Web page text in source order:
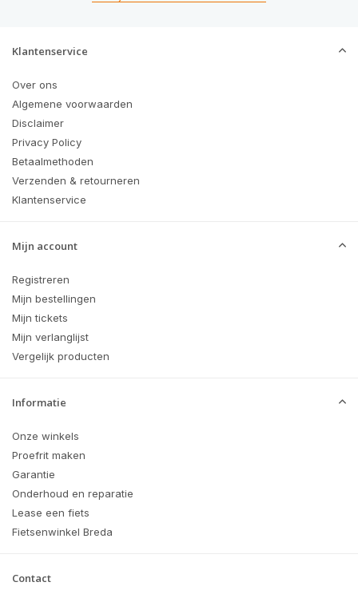
Klantenservice
Over ons
Algemene voorwaarden
Disclaimer
Privacy Policy
Betaalmethoden
Verzenden & retourneren
Klantenservice
Mijn account
Registreren
Mijn bestellingen
Mijn tickets
Mijn verlanglijst
Vergelijk producten
Informatie
Onze winkels
Proefrit maken
Garantie
Onderhoud en reparatie
Lease een fiets
Fietsenwinkel Breda
Contact